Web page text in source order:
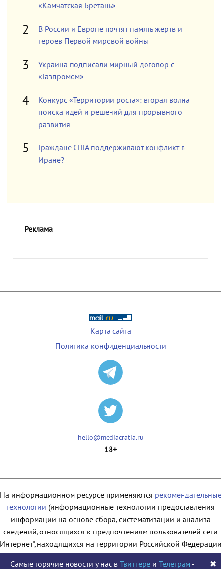
«Камчатская Бретань»
В России и Европе почтят память жертв и
героев Первой мировой войны
Украина подписали мирный договор с
«Газпромом»
Конкурс «Территории роста»: вторая волна
поиска идей и решений для прорывного
развития
Граждане США поддерживают конфликт в
Иране?
Реклама
Карта сайта
Политика конфиденциальности
hello@mediacratia.ru
18+
На информационном ресурсе применяются рекомендательные
технологии (информационные технологии предоставления
информации на основе сбора, систематизации и анализа
сведений, относящихся к предпочтениям пользователей сети
находящихся на территории Российской
Самые горячие новости у нас в Твиттереи Телеграм - ✖